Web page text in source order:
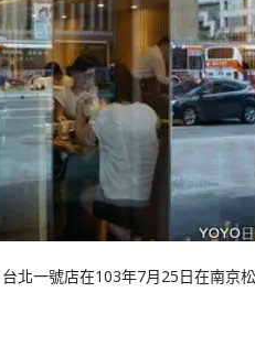
一號店在103年7月25日在南京